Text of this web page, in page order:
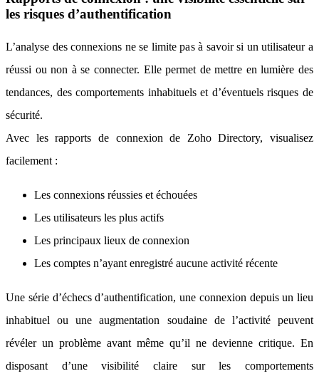
les risques d’authentification
L’analyse des connexions ne se limite pas à savoir si un utilisateur a
réussi ou non à se connecter. Elle permet de mettre en lumière des
tendances, des comportements inhabituels et d’éventuels risques de
sécurité.
Avec les rapports de connexion de Zoho Directory, visualisez
facilement :
Les connexions réussies et échouées
Les utilisateurs les plus actifs
Les principaux lieux de connexion
Les comptes n’ayant enregistré aucune activité récente
Une série d’échecs d’authentification, une connexion depuis un lieu
inhabituel ou une augmentation soudaine de l’activité peuvent
révéler un problème avant même qu’il ne devienne critique. En
disposant d’une visibilité claire sur les comportements